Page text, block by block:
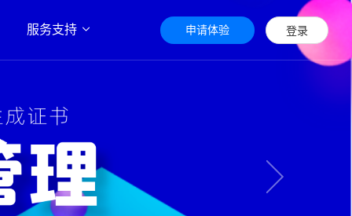
服务支持 申请体验 登录